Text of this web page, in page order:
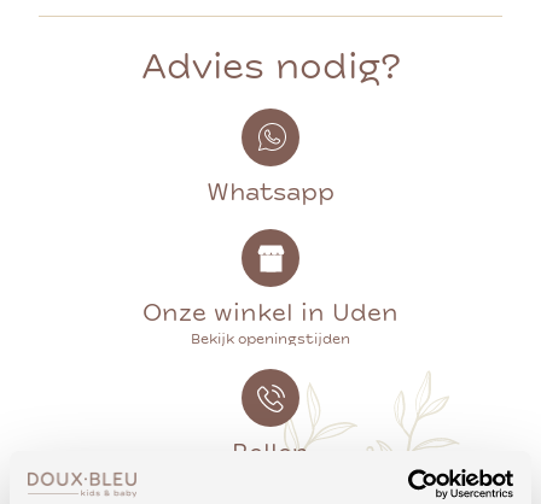
Advies nodig?
Whatsapp
Onze winkel in Uden
Bekijk openingstijden
Bellen